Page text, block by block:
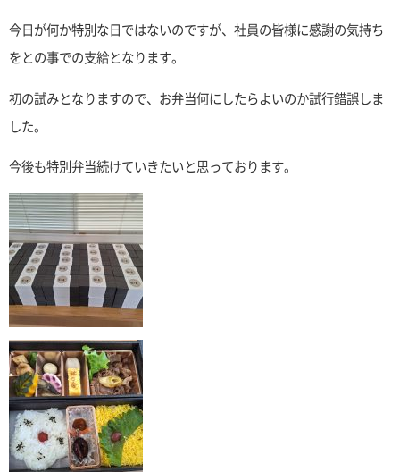
今日が何か特別な日ではないのですが、社員の皆様に感謝の気持ち
をとの事での支給となります。
初の試みとなりますので、お弁当何にしたらよいのか試行錯誤しま
した。
今後も特別弁当続けていきたいと思っております。